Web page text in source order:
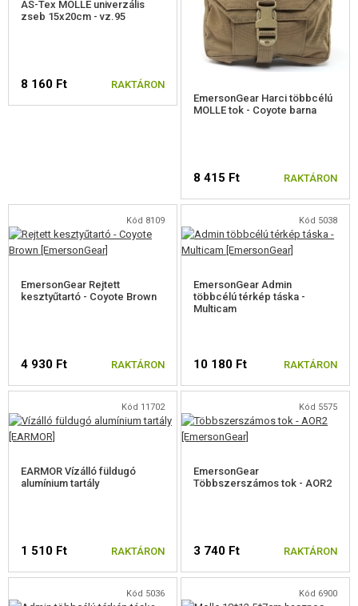
ÁLCÁZÁS, FESTÉK, SZALAG
KIEGÉSZÍTŐK, HORDSZÍJAK
ÖNVÉDELMI FELSZERELÉSEK, KÉPZÉS, KÉSEK
CÉLOK, LŐLAP
ÉLELMISZER
SÉRÜLT, HASZNÁLT ÁRUK
AS-Tex MOLLE univerzális
zseb 15x20cm - vz.95
8 160 Ft
RAKTÁRON
EmersonGear Harci többcélú
MOLLE tok - Coyote barna
8 415 Ft RAKTÁRON
Kód 8109
EmersonGear Rejtett
kesztyűtartó - Coyote Brown
4 930 Ft RAKTÁRON
Kód 5038
EmersonGear Admin
többcélú térkép táska -
Multicam
10 180 Ft RAKTÁRON
Kód 11702
EARMOR Vízálló füldugó
alumínium tartály
1 510 Ft RAKTÁRON
Kód 5575
EmersonGear
Többszerszámos tok - AOR2
3 740 Ft RAKTÁRON
Kód 5036 Kód 6900